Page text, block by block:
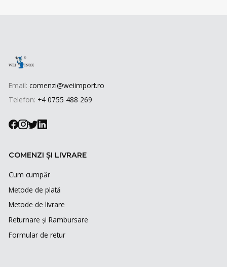
Email: comenzi@weiimport.ro
Telefon: +4 0755 488 269
COMENZI ȘI LIVRARE
Cum cumpăr
Metode de plată
Metode de livrare
Returnare și Rambursare
Formular de retur